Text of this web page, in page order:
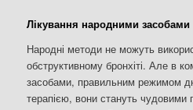
Лікування народними засобами
Народні методи не можуть
обструктивному бронхіті. Але в
засобами, правильним режимом
терапією, вони стануть чудовими